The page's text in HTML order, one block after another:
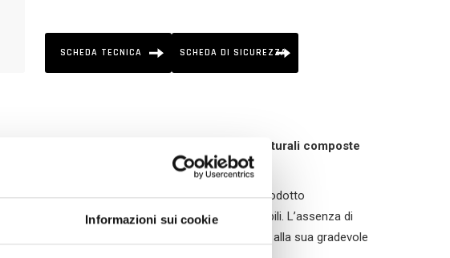
Informazioni sui cookie
SCHEDA TECNICA SCHEDA DI SICUREZZA
microsfere naturali composte
bitume, nero di carbone, vernici, ecc. È un prodotto
componenti attivi completamente biodegradabili. L’assenza di
reazioni avverse con la pelle. Al contrario, grazie alla sua gradevole